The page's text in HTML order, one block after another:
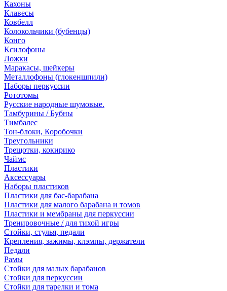
Кахоны
Клавесы
Ковбелл
Колокольчики (бубенцы)
Конго
Ксилофоны
Ложки
Маракасы, шейкеры
Металлофоны (глокеншпили)
Наборы перкуссии
Рототомы
Русские народные шумовые.
Тамбурины / Бубны
Тимбалес
Тон-блоки, Коробочки
Треугольники
Трещотки, кокирико
Чаймс
Пластики
Аксессуары
Наборы пластиков
Пластики для бас-барабана
Пластики для малого барабана и томов
Пластики и мембраны для перкуссии
Тренировочные / для тихой игры
Стойки, стулья, педали
Крепления, зажимы, клэмпы, держатели
Педали
Рамы
Стойки для малых барабанов
Стойки для перкуссии
Стойки для тарелки и тома